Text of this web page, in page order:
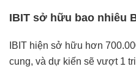
IBIT sở hữu bao nhiêu
IBIT hiện sở hữu hơn
cung, và dự kiến sẽ vượt 1